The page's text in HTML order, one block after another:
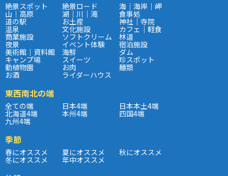
絶景スポット 絶景ロード 海｜海岸｜岬
山｜高原 湖｜川｜滝 食事処
道の駅 お土産 神社｜寺院
温泉 文化施設 カフェ｜軽食
商業施設 ソフトクリーム 林道
夜景 イベント体験 宿泊施設
美術館｜資料館 海鮮 ダム
キャンプ場 スイーツ 珍スポット
動植物園 お肉 麺類
お酒 ライダーハウス
東西南北の端
全ての端 日本4端 日本本土4端
北海道4端 本州4端 四国4端
九州4端
季節
春にオススメ 夏にオススメ 秋にオススメ
冬にオススメ 年中オススメ